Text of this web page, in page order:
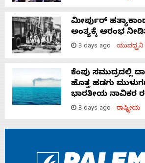
ಮೀರ್ಪುರ್
ಅಂತ್ಯಕ್ಕೆ ಆರಂಭ
3 days ago ಯುವಧ್ವನಿ
ಕೆಂಪು ಸಮುದ್ರದಲ್ಲಿ
ಹೊತ್ತ ಹಡಗು
ಭಾರತೀಯ ನಾವಿಕರ
3 days ago ರಾಷ್ಟ್ರೀಯ